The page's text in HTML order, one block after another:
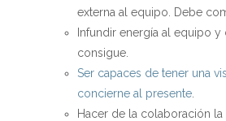
externa al equipo. Debe
Infundir energía al equipo
consigue.
Ser capaces de tener una
concierne al presente
Hacer de la colaboración